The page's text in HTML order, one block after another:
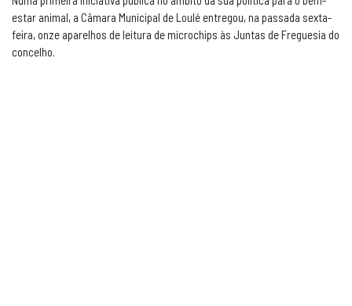
estar animal, a Câmara Municipal de Loulé entregou, na passada sexta-
feira, onze aparelhos de leitura de microchips às Juntas de Freguesia do
concelho.